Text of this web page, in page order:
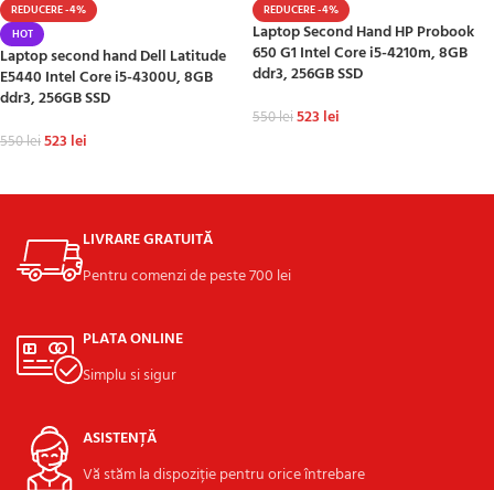
REDUCERE -4%
HOT
Laptop second hand Dell Latitude
E5440 Intel Core i5-4300U, 8GB
ddr3, 256GB SSD
550lei523 lei
REDUCERE -4%
Laptop Second Hand HP Probook
650 G1 Intel Core i5-4210m, 8GB
ddr3, 256GB SSD
550lei523 lei
LIVRARE GRATUITĂ
Pentru comenzi de peste 700 lei
PLATA ONLINE
Simplu si sigur
ASISTENȚĂ
Vă stăm la dispoziție pentru orice întrebare